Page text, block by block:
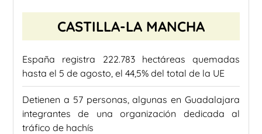
CASTILLA-LA MANCHA
España registra 222.783 hectáreas quemadas
hasta el 5 de agosto, el 44,5% del total de la UE
Detienen a 57 personas, algunas en Guadalajara
integrantes de una organización dedicada al
tráfico de hachís